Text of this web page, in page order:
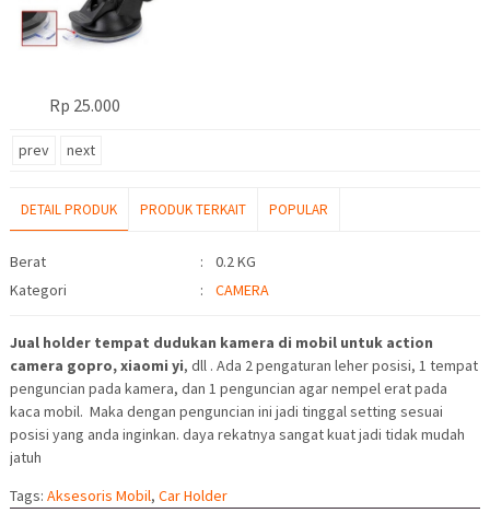
Rp 25.000
prev next
DETAIL PRODUK PRODUK TERKAIT POPULAR
Detail Produk
Berat :
0.2 KG
Kategori
: CAMERA
Jual holder tempat dudukan kamera di mobil untuk action
camera gopro, xiaomi yi, dll . Ada 2 pengaturan leher posisi, 1 tempat
penguncian pada kamera, dan 1 penguncian agar nempel erat pada
kaca mobil. Maka dengan penguncian ini jadi tinggal setting sesuai
posisi yang anda inginkan. daya rekatnya sangat kuat jadi tidak mudah
jatuh
Tags: Aksesoris Mobil, Car Holder